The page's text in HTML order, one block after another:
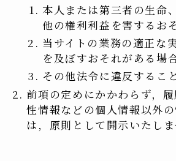
本人または第三者の生命
他の権利利益を害するお
当サイトの業務の適正な
を及ぼすおそれがある場
その他法令に違反するこ
前項の定めにかかわらず，
性情報などの個人情報以外
は，原則として開示いたしま